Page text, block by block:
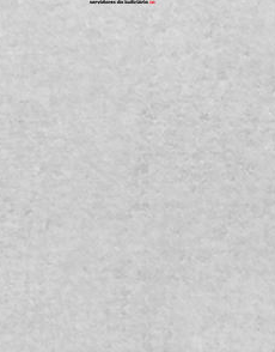
Portaria Nº 10.855/2026
concessão do auxílio-saúde
para servidores/as ativos/